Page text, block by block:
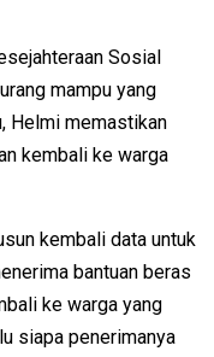
Sosial
mampu yang
Helmi memastikan
kembali ke warga
kembali data untuk
bantuan beras
ke warga yang
siapa penerimanya